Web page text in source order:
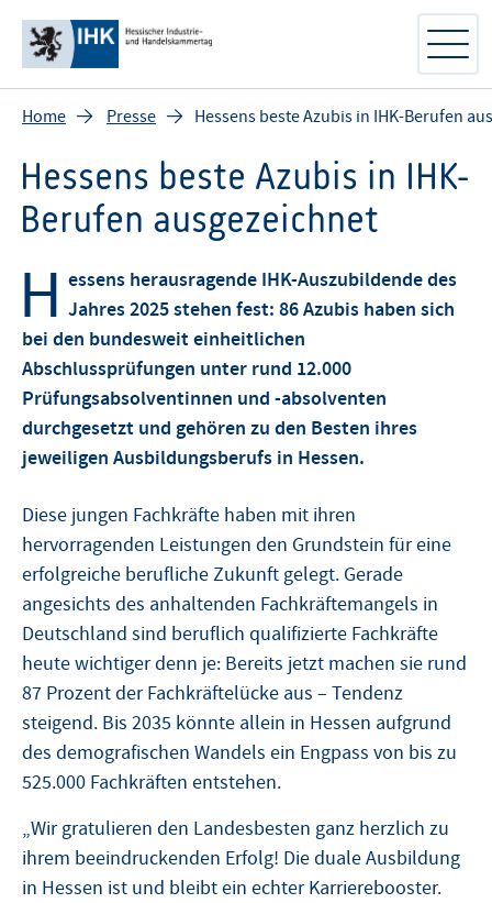
Home Presse Hessens beste Azubis in IHK-Berufen
Hessens beste Azubis in IHK-
Berufen ausgezeichnet
H essens herausragende IHK-Auszubildende des
Jahres 2025 stehen fest: 86 Azubis haben sich
bei den bundesweit einheitlichen
Abschlussprüfungen unter rund 12.000
Prüfungsabsolventinnen und -absolventen
durchgesetzt und gehören zu den Besten ihres
jeweiligen Ausbildungsberufs in Hessen.
Diese jungen Fachkräfte haben mit ihren
hervorragenden Leistungen den Grundstein für eine
erfolgreiche berufliche Zukunft gelegt. Gerade
angesichts des anhaltenden Fachkräftemangels in
Deutschland sind beruflich qualifizierte Fachkräfte
heute wichtiger denn je: Bereits jetzt machen sie rund
87 Prozent der Fachkräftelücke aus – Tendenz
steigend. Bis 2035 könnte allein in Hessen aufgrund
des demografischen Wandels ein Engpass von bis zu
525.000 Fachkräften entstehen.
„Wir gratulieren den Landesbesten ganz herzlich zu
ihrem beeindruckenden Erfolg! Die duale Ausbildung
in Hessen ist und bleibt ein echter Karrierebooster.